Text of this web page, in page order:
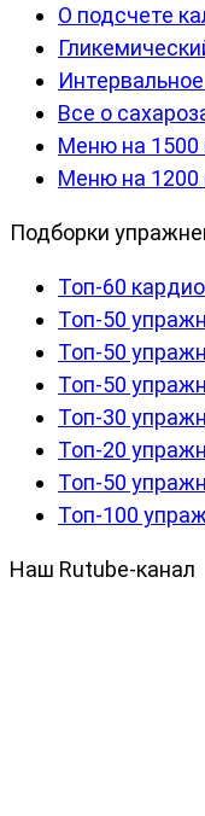
О подсчете
Все о
Меню на
Меню на
Подборки
Топ-60
Топ-50
Топ-50
Топ-50
Топ-30
Топ-20
Топ-50
Топ-100
Наш Rutube-канал